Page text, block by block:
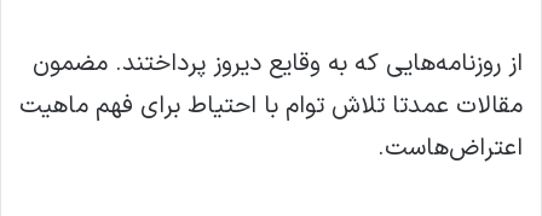
از روزنامه‌هایی که به وقایع دیروز پرداختند. مضمون
مقالات عمدتا تلاش توام با احتیاط برای فهم ماهیت
اعتراض‌هاست.